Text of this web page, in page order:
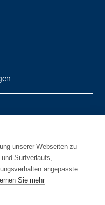
Newsletter an.
unserer Webseiten zu
Surfverlaufs,
angepasste
Sie mehr